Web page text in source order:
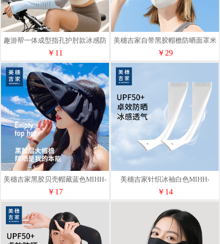
趣游帮一体成型指孔护肘款冰感防
晒冰袖(S-1205)
￥11
美穗吉家自带黑胶帽檐防晒面罩米
白色MIHH-2408086
￥29
美穗吉家黑胶贝壳帽藏蓝色MIHH-
2408081
￥17
美穗吉家针织冰袖白色MIHH-
2408092
￥14